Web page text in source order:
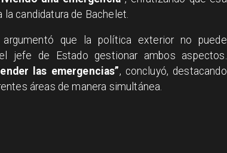
candidatura de Bachelet.
que la política exterior no puede
jefe de Estado gestionar ambos aspectos.
las emergencias”, concluyó, destacando
áreas de manera simultánea.